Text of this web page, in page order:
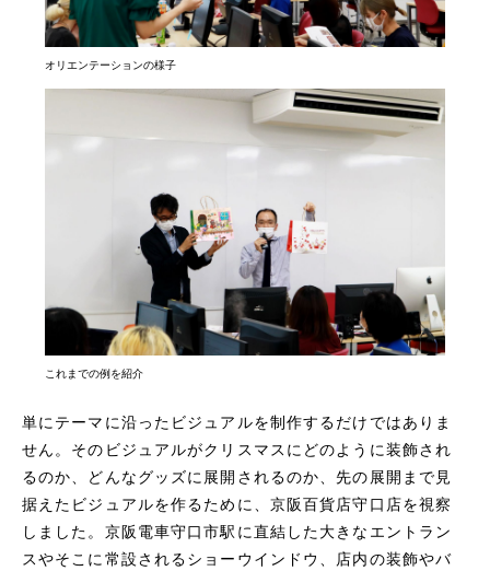
オリエンテーションの様子
これまでの例を紹介
単にテーマに沿ったビジュアルを制作するだけではありま
せん。そのビジュアルがクリスマスにどのように装飾され
るのか、どんなグッズに展開されるのか、先の展開まで見
据えたビジュアルを作るために、京阪百貨店守口店を視察
しました。京阪電車守口市駅に直結した大きなエントラン
スやそこに常設されるショーウインドウ、店内の装飾やバ